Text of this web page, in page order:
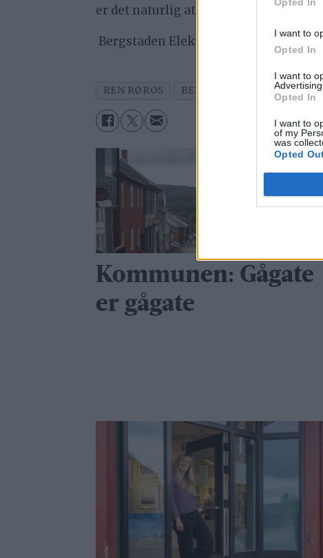
I want to
Opted In
I want to
Advertising.
Opted In
I want to
of my
was
Opted
er det naturlig at vi beholder
Bergstaden Elektro holder i dag til i
REN RØROS BERGSTADEN ELEKTRO
Kommunen: Gågate
er gågate